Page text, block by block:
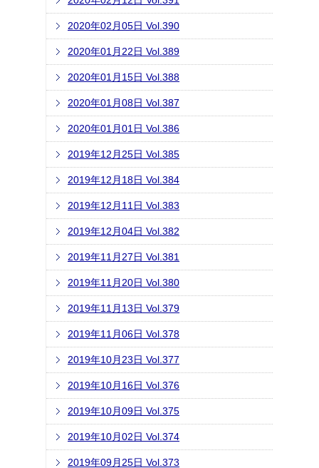
2020年02月05日 Vol.390
2020年01月22日 Vol.389
2020年01月15日 Vol.388
2020年01月08日 Vol.387
2020年01月01日 Vol.386
2019年12月25日 Vol.385
2019年12月18日 Vol.384
2019年12月11日 Vol.383
2019年12月04日 Vol.382
2019年11月27日 Vol.381
2019年11月20日 Vol.380
2019年11月13日 Vol.379
2019年11月06日 Vol.378
2019年10月23日 Vol.377
2019年10月16日 Vol.376
2019年10月09日 Vol.375
2019年10月02日 Vol.374
2019年09月25日 Vol.373